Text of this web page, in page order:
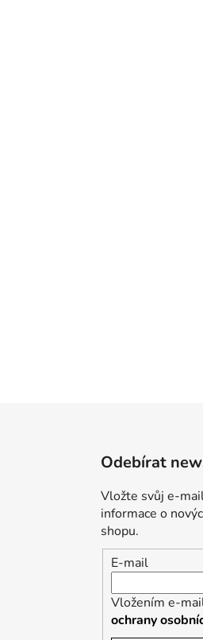
Odebírat
Vložte svůj e-
informace o
shopu.
E-mail
Vložením e-
ochrany